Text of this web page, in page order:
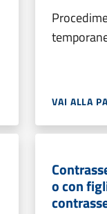
VAI ALLA
o con